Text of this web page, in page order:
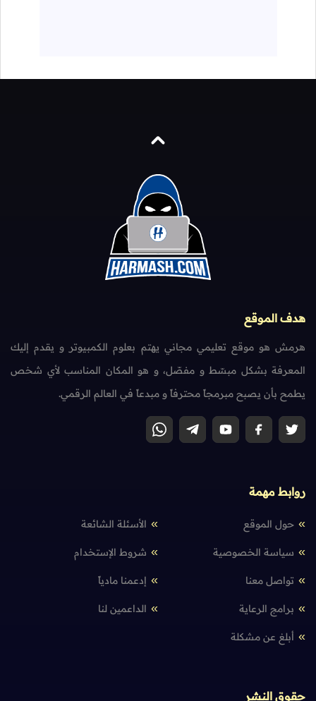
هدف الموقع
هرمش هو موقع تعليمي مجاني يهتم بعلوم الكمبيوتر و يقدم إليك
المعرفة بشكل مبسّط و مفصّل، و هو المكان المناسب لأي شخص
يطمح بأن يصبح مبرمجاً محترفاً و مبدعاً في العالم الرقمي.
روابط مهمة
حول الموقع الأسئلة الشائعة
سياسة الخصوصية شروط الإستخدام
تواصل معنا إدعمنا مادياً
برامج الرعاية الداعمين لنا
أبلغ عن مشكلة
حقوق النشر